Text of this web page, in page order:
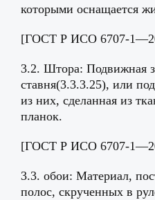
которыми оснащается
[ГОСТ Р ИСО 6707-
3.2. Штора: Подвижная
ставня(3.3.3.25), или
из них, сделанная из
планок.
[ГОСТ Р ИСО 6707-
3.3. обои: Материал,
полос, скрученных в